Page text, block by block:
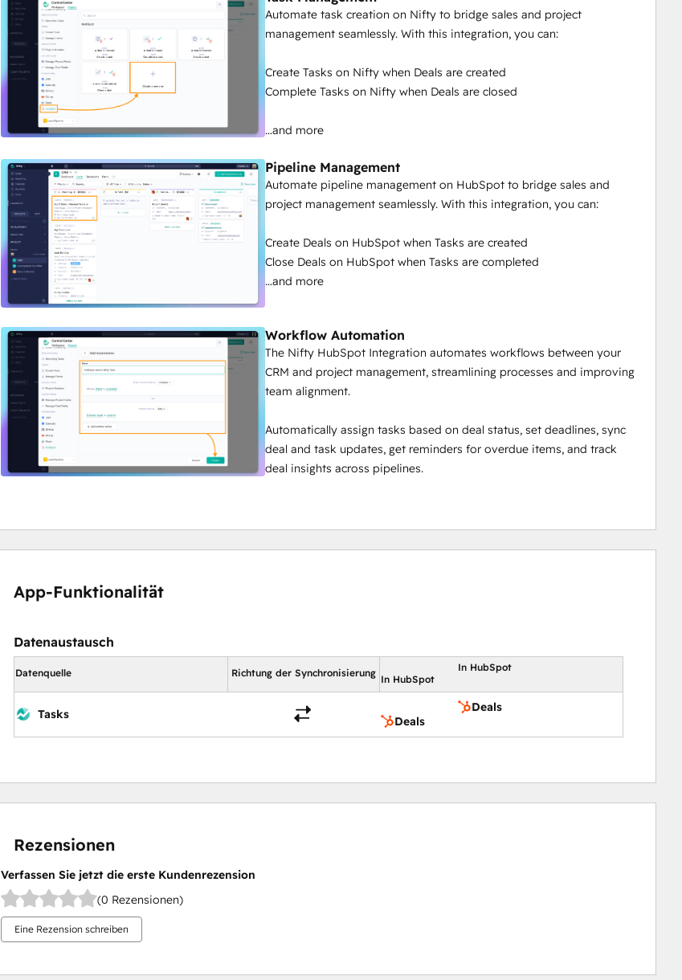
Automate task creation on Nifty to bridge sales and project
management seamlessly. With this integration, you can:
Create Tasks on Nifty when Deals are created
Complete Tasks on Nifty when Deals are closed
…and more
Pipeline Management
Automate pipeline management on HubSpot to bridge sales and
project management seamlessly. With this integration, you can:
Create Deals on HubSpot when Tasks are created
Close Deals on HubSpot when Tasks are completed
…and more
Workflow Automation
The Nifty HubSpot Integration automates workflows between your
CRM and project management, streamlining processes and improving
team alignment.
Automatically assign tasks based on deal status, set deadlines, sync
deal and task updates, get reminders for overdue items, and track
deal insights across pipelines.
App-Funktionalität
Datenaustausch
Datenquelle Richtung der Synchronisierung
In HubSpot
In HubSpot
Tasks
Deals
Deals
Rezensionen
Verfassen Sie jetzt die erste Kundenrezension
(0 Rezensionen)
Eine Rezension schreiben